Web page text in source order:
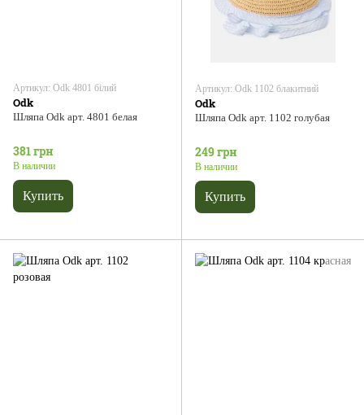
Артикул: Odk 4801 білий
Odk
Шляпа Odk арт. 4801 белая
381 грн
В наличии
Купить
Артикул: Odk 1102 блакитний
Odk
Шляпа Odk арт. 1102 голубая
249 грн
В наличии
Купить